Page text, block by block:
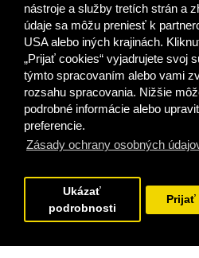
nástroje a služby tretích strán a
údaje sa môžu preniesť k
USA alebo iných krajinách.
„Prijať cookies“ vyjadrujete svoj
týmto spracovaním alebo vami
rozsahu spracovania. Nižšie
podrobné informácie alebo
preferencie.
Zásady ochrany osobných
Ukázať
podrobnosti
Dokument je po zakúpení
RAABE. Cieľom je zapojiť žiakov
VLOŽIŤ DO
PRIDAŤ DO